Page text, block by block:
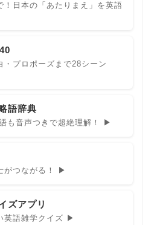
！日本の「あたりまえ」を英語
・プロポーズまで28シーン
語辞典
も音声つきで超絶理解！ ▶
がつながる！ ▶
ズアプリ
英語雑学クイズ ▶